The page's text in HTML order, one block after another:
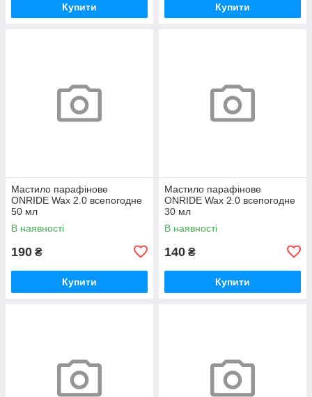
Купити Купити
Мастило парафінове
ONRIDE Wax 2.0 всепогодне
50 мл
В наявності
190 ₴
Купити
Мастило парафінове
ONRIDE Wax 2.0 всепогодне
30 мл
В наявності
140 ₴
Купити